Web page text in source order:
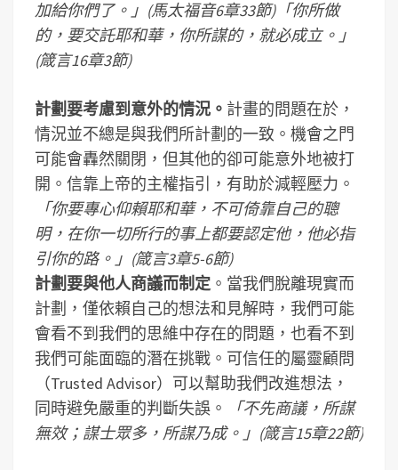
加給你們了。」(馬太福音6章33節)「你所做
的，要交託耶和華，你所謀的，就必成立。」
(箴言16章3節)
計劃要考慮到意外的情況。 計畫的問題在於，
情況並不總是與我們所計劃的一致。機會之門
可能會轟然關閉，但其他的卻可能意外地被打
開。信靠上帝的主權指引，有助於減輕壓力。
「你要專心仰賴耶和華，不可倚靠自己的聰
明，在你一切所行的事上都要認定他，他必指
引你的路。」(箴言3章5-6節)
計劃要與他人商議而制定 。當我們脫離現實而
計劃，僅依賴自己的想法和見解時，我們可能
會看不到我們的思維中存在的問題，也看不到
我們可能面臨的潛在挑戰。可信任的屬靈顧問
（Trusted Advisor）可以幫助我們改進想法，
同時避免嚴重的判斷失誤。
「不先商議，所謀
無效；謀士眾多，所謀乃成。」(箴言15章22節)